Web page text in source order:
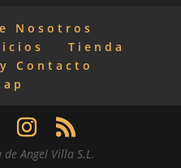
Nosotros
Tienda
Contacto
Angel Villa S.L.